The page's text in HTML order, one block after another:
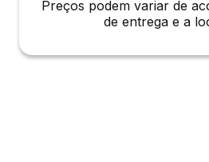
Preços podem variar de
de entrega e a